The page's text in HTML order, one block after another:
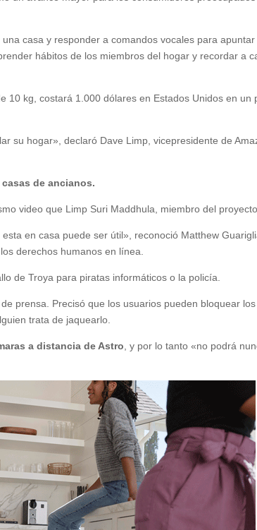
casa y responder a comandos vocales para
hábitos de los miembros del hogar y recordar a
10 kg, costará 1.000 dólares en Estados Unidos en un
su hogar», declaró Dave Limp, vicepresidente de
de ancianos.
video que Limp Suri Maddhula, miembro del
en casa puede ser útil», reconoció Matthew
derechos humanos en línea.
de Troya para piratas informáticos o la policía.
prensa. Precisó que los usuarios pueden bloquear
trata de jaquearlo.
a distancia de Astro, y por lo tanto «no podrá